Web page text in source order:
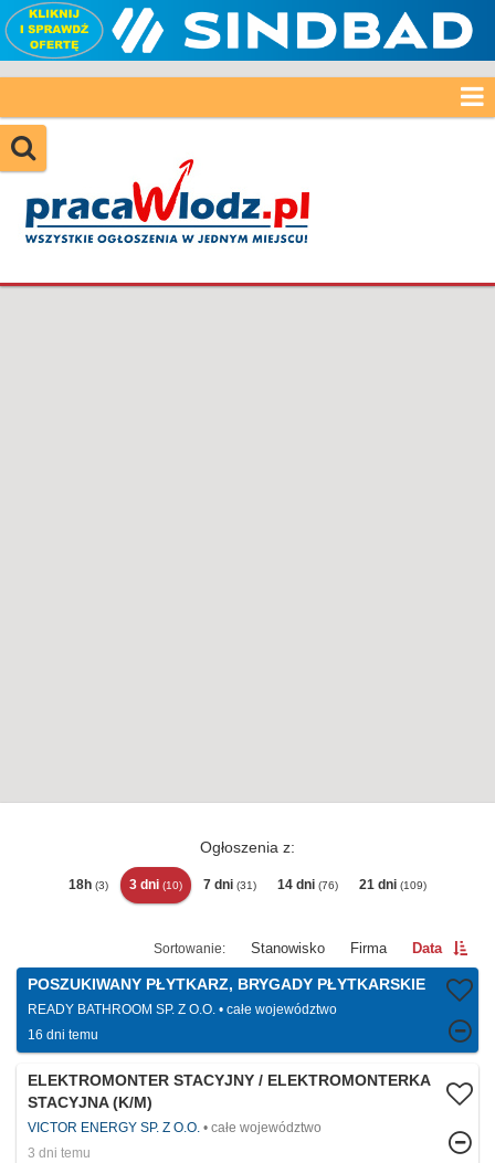
Ogłoszenia z:
18h (3) 3 dni (10) 7 dni (31) 14 dni (76) 21 dni (109)
Stanowisko Firma Data
POSZUKIWANY PŁYTKARZ, BRYGADY PŁYTKARSKIE
READY BATHROOM SP. Z O.O.
całe województwo
16 dni temu
ELEKTROMONTER STACYJNY / ELEKTROMONTERKA
STACYJNA (K/M)
VICTOR ENERGY SP. Z O.O.
całe województwo
3 dni temu